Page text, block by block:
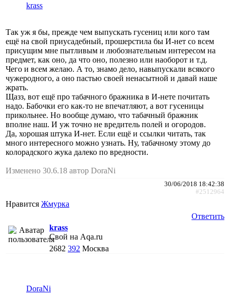
krass
Так уж я бы, прежде чем выпускать гусениц или кого там
ещё на свой приусадебный, прошерстила бы И-нет со всем
присущим мне пытливым и любознательным интересом на
предмет, как оно, да что оно, полезно или наоборот и т.д.
Чего и всем желаю. А то, знамо дело, навыпускали всякого
чужеродного, а оно пастью своей ненасытной и давай наше
жрать.
Щазз, вот ещё про табачного бражника в И-нете почитать
надо. Бабочки его как-то не впечатляют, а вот гусеницы
прикольнее. Но вообще думаю, что табачный бражник
вполне наш. И уж точно не вредитель полей и огородов.
Да, хорошая штука И-нет. Если ещё и ссылки читать, так
много интересного можно узнать. Ну, табачному этому до
колорадского жука далеко по вредности.
Изменено 30.6.18 автор DoraNi
30/06/2018 18:42:38
#2512964
Нравится Жмурка
Ответить
krass
Свой на Aqa.ru
2682 392 Москва
DoraNi